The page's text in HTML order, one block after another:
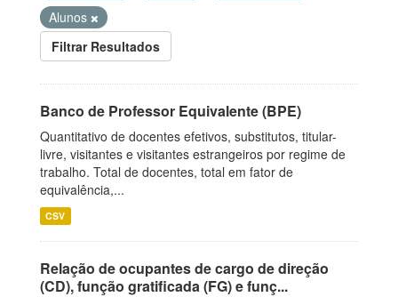
Alunos
Filtrar Resultados
Banco de Professor Equivalente (BPE)
Quantitativo de docentes efetivos, substitutos, titular-
livre, visitantes e visitantes estrangeiros por regime de
trabalho. Total de docentes, total em fator de
equivalência,...
CSV
Relação de ocupantes de cargo de direção
(CD), função gratificada (FG) e funç...